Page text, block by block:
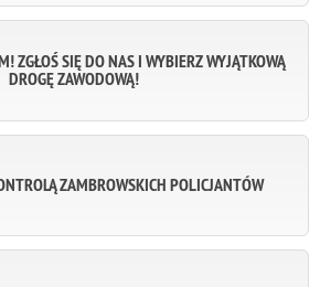
ZGŁOŚ SIĘ DO NAS I WYBIERZ WYJĄTKOWĄ
DROGĘ ZAWODOWĄ!
ZAMBROWSKICH POLICJANTÓW